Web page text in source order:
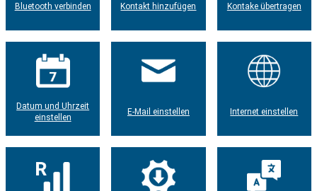
Bluetooth verbinden Kontakt hinzufügen Kontake übertragen
Datum und Uhrzeit
einstellen
E-Mail einstellen Internet einstellen